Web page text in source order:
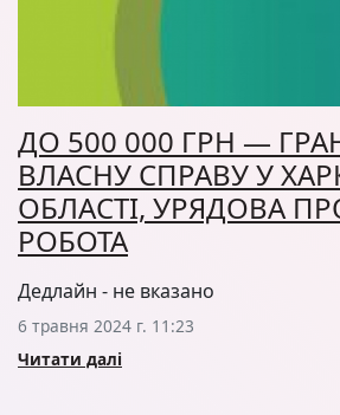
ДО 500 000 ГРН —
ВЛАСНУ СПРАВУ У
ОБЛАСТІ, УРЯДОВА
РОБОТА
Дедлайн - не вказано
6 травня 2024 г. 11:23
Читати далі